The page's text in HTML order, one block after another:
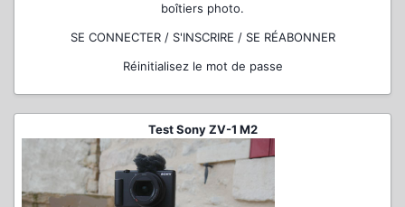
boîtiers photo.
SE CONNECTER / S'INSCRIRE / SE RÉABONNER
Réinitialisez le mot de passe
Test Sony ZV-1 M2